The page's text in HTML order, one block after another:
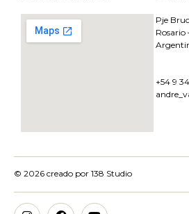
Pje
Rosario
+54 9
© 2026 creado por 138 Studio